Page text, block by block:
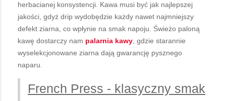
herbacianej konsystencji. Kawa musi być jak najlepszej
jakości, gdyż drip wydobędzie każdy nawet najmniejszy
defekt ziarna, co wpłynie na smak napoju. Świeżo paloną
kawę dostarczy nam palarnia kawy, gdzie starannie
wyselekcjonowane ziarna dają gwarancję pysznego
naparu.
French Press - klasyczny smak